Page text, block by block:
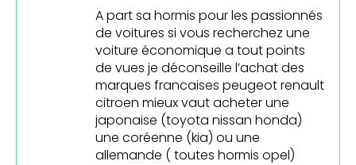
A part sa hormis pour les passionnés
de voitures si vous recherchez une
voiture économique a tout points
de vues je déconseille l’achat des
marques francaises peugeot renault
citroen mieux vaut acheter une
japonaise (toyota nissan honda)
une coréenne (kia) ou une
allemande ( toutes hormis opel)